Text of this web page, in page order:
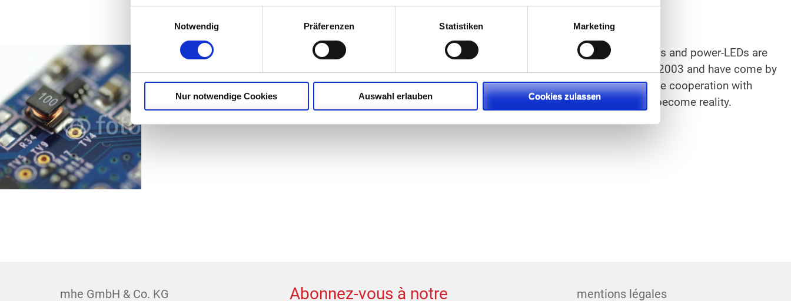
Notwendig
Präferenzen Statistiken Marketing
Nur notwendige Cookies Auswahl erlauben Cookies zulassen
Lighting technology has changed drastically over the last ten years and power-LEDs are
widely in use nowadays. We have been active in the sector since 2003 and have come by
profound knowledge and wealth of experience on the way. In close cooperation with
lighting designers we will help your vision of object illumination become reality.
mhe GmbH & Co. KG Abonnez-vous à notre mentions légales